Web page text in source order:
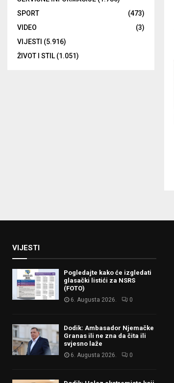
SPORT
(473)
VIDEO
(3)
VIJESTI (5.916)
ŽIVOT I STIL(1.051)
VIJESTI
Pogledajte kako će izgledati
glasački listići za NSRS
(FOTO)
6. Augusta 2026. 0
Dodik: Ambasador Njemačke
Granas ili ne zna da čita ili
svjesno laže
6. Augusta 2026. 0